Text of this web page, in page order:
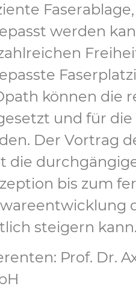
werden
können die
und für
Der Vortrag
die
bis zum
steigern kann.
Prof. Dr.